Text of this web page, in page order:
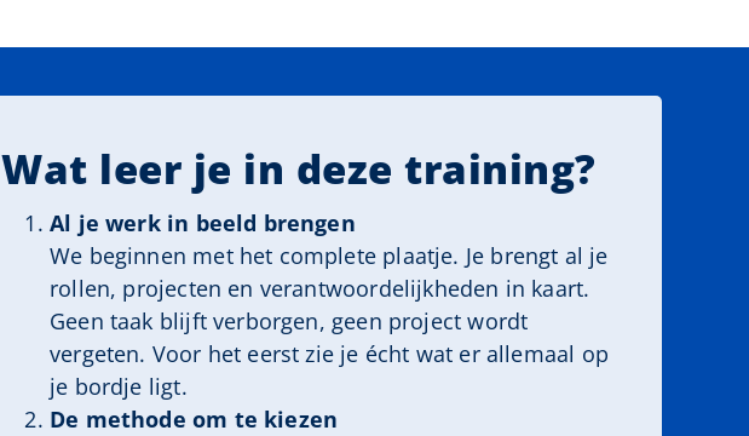
Wat leer je in deze training?
Al je werk in beeld brengen
We beginnen met het complete plaatje. Je brengt al je
rollen, projecten en verantwoordelijkheden in kaart.
Geen taak blijft verborgen, geen project wordt
vergeten. Voor het eerst zie je écht wat er allemaal op
je bordje ligt.
De methode om te kiezen